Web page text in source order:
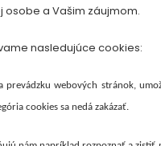
a Vašim záujmom.
nasledujúce cookies:
prevádzku webových stránok,
cookies sa nedá zakázať.